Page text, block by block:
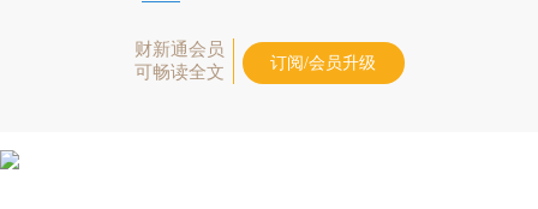
财新通会员
可畅读全文
订阅/会员升级